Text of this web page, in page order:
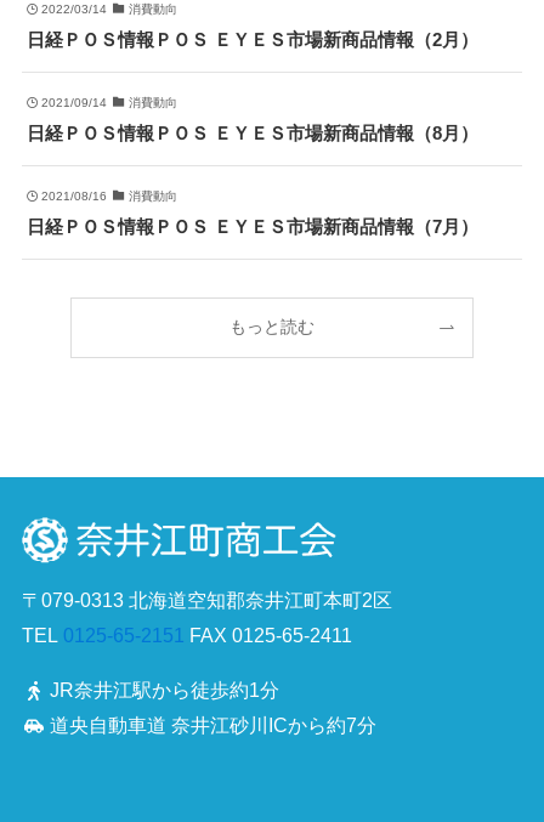
2022/03/14 消費動向
日経ＰＯＳ情報ＰＯＳ ＥＹＥＳ市場新商品情報（2月）
2021/09/14 消費動向
日経ＰＯＳ情報ＰＯＳ ＥＹＥＳ市場新商品情報（8月）
2021/08/16 消費動向
日経ＰＯＳ情報ＰＯＳ ＥＹＥＳ市場新商品情報（7月）
もっと読む
〒079-0313 北海道空知郡奈井江町本町2区
TEL 0125-65-2151 FAX 0125-65-2411
JR奈井江駅から徒歩約1分
道央自動車道 奈井江砂川ICから約7分